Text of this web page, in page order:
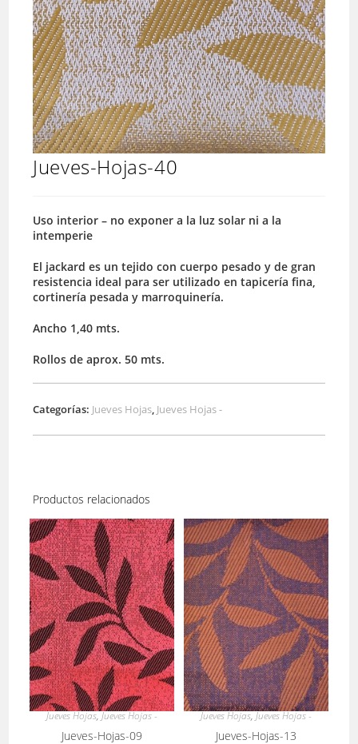
Jueves-Hojas-40
Uso interior – no exponer a la luz solar ni a la
intemperie
El jackard es un tejido con cuerpo pesado y de gran
resistencia ideal para ser utilizado en tapicería fina,
cortinería pesada y marroquinería.
Ancho 1,40 mts.
Rollos de aprox. 50 mts.
Categorías: Jueves Hojas, Jueves Hojas -
Productos relacionados
Jueves Hojas,Jueves Hojas -
Jueves-Hojas-09
Jueves Hojas,Jueves Hojas -
Jueves-Hojas-13